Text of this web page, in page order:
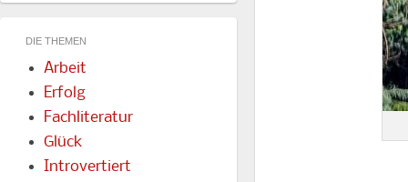
DIE THEMEN
Arbeit
Erfolg
Fachliteratur
Glück
Introvertiert